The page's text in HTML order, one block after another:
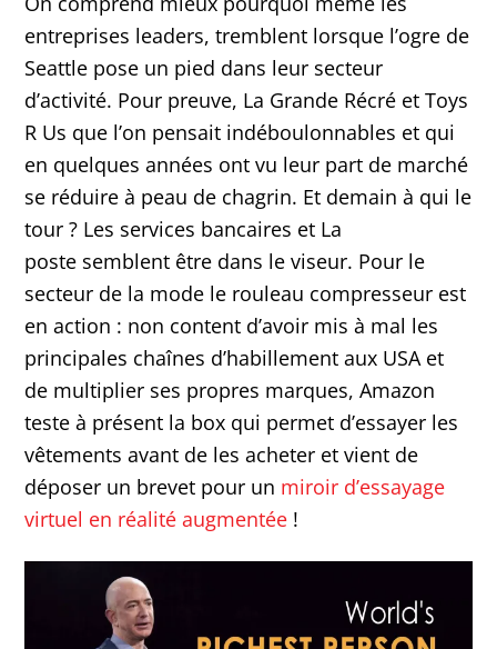
entreprises leaders, tremblent lorsque l’ogre de
Seattle pose un pied dans leur secteur
d’activité. Pour preuve, La Grande Récré et Toys
R Us que l’on pensait indéboulonnables et qui
en quelques années ont vu leur part de marché
se réduire à peau de chagrin. Et demain à qui le
tour ? Les services bancaires et La
poste semblent être dans le viseur. Pour le
secteur de la mode le rouleau compresseur est
en action : non content d’avoir mis à mal les
principales chaînes d’habillement aux USA et
de multiplier ses propres marques, Amazon
teste à présent la box qui permet d’essayer les
vêtements avant de les acheter et vient de
déposer un brevet pour un miroir d’essayage
virtuel en réalité augmentée !